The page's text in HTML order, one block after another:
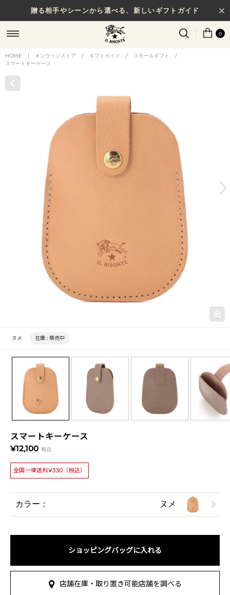
贈る相手やシーンから選べる、新しいギフトガイド
0
HOME | オンラインストア / ギフトガイド / スモールギフト
/
スマートキーケース
スマートキーケース
¥12,100 税込
全国一律送料¥330（税込）
ヌメ 在庫 : 販売中
カラー： ヌメ
ショッピングバッグに入れる
店舗在庫・取り置き可能店舗を調べる